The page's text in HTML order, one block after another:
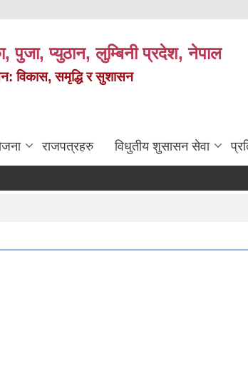
पुजा, प्युठान, लुम्बिनी प्रदेश, नेपाल
विकास, समृद्धि र सुशासन
राजपत्रहरु विधुतीय शुसासन सेवा